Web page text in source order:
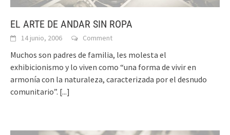
EL ARTE DE ANDAR SIN ROPA
14 junio, 2006 Comment
Muchos son padres de familia, les molesta el
exhibicionismo y lo viven como “una forma de vivir en
armonía con la naturaleza, caracterizada por el desnudo
comunitario”. [...]